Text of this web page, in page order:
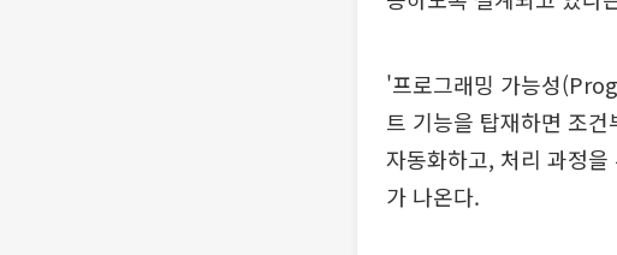
'프로그래밍 가능성
트 기능을 탑재하면 조
자동화하고, 처리 과정
가 나온다.